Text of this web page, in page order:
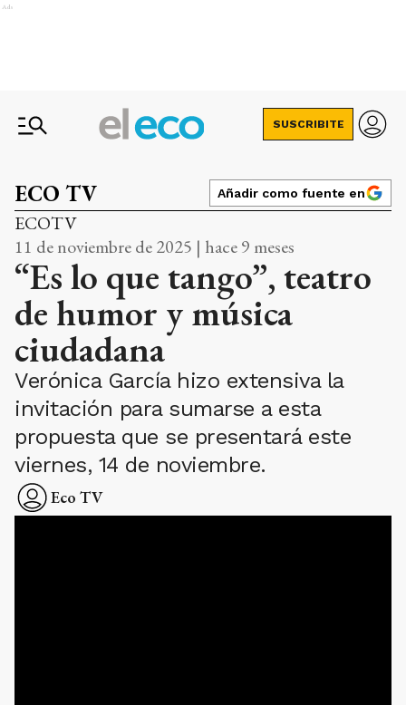
Ads
SUSCRIBITE
ECO TV Añadir como fuente en
ECOTV
11 de noviembre de 2025 | hace 9 meses
“Es lo que tango”, teatro
de humor y música
ciudadana
Verónica García hizo extensiva la
invitación para sumarse a esta
propuesta que se presentará este
viernes, 14 de noviembre.
Eco TV